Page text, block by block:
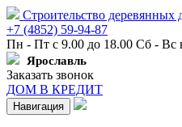
Строительство деревянных
+7 (4852) 59-94-87
Пн - Пт с 9.00 до 18.00 Сб - Вс
Ярославль
Заказать звонок
ДОМ В КРЕДИТ
Навигация